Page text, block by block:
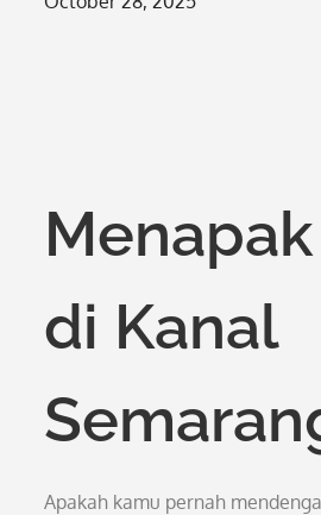
di Kanal
Apakah kamu pernah